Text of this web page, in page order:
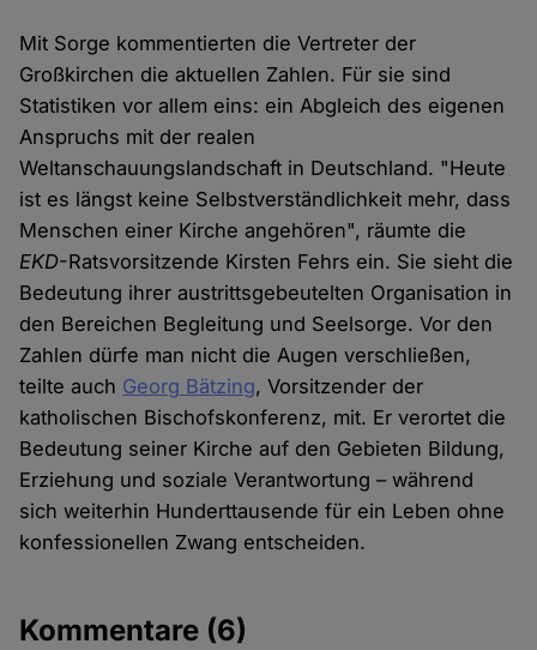
Mit Sorge kommentierten die Vertreter der
Großkirchen die aktuellen Zahlen. Für sie sind
Statistiken vor allem eins: ein Abgleich des eigenen
Anspruchs mit der realen
Weltanschauungslandschaft in Deutschland. "Heute
ist es längst keine Selbstverständlichkeit mehr, dass
Menschen einer Kirche angehören", räumte die
EKD-Ratsvorsitzende Kirsten Fehrs ein. Sie sieht die
Bedeutung ihrer austrittsgebeutelten Organisation in
den Bereichen Begleitung und Seelsorge. Vor den
Zahlen dürfe man nicht die Augen verschließen,
teilte auch Georg Bätzing, Vorsitzender der
katholischen Bischofskonferenz, mit. Er verortet die
Bedeutung seiner Kirche auf den Gebieten Bildung,
Erziehung und soziale Verantwortung – während
sich weiterhin Hunderttausende für ein Leben ohne
konfessionellen Zwang entscheiden.
Kommentare (6)